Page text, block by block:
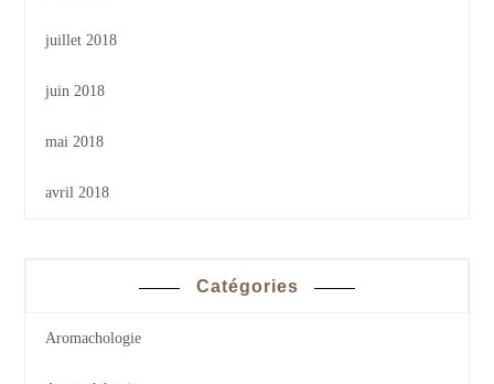
juillet 2018
juin 2018
mai 2018
avril 2018
Catégories
Aromachologie